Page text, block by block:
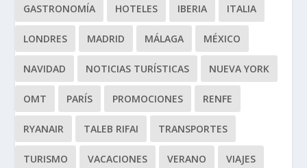
GASTRONOMÍA HOTELES IBERIA ITALIA
LONDRES MADRID MÁLAGA MÉXICO
NAVIDAD NOTICIAS TURÍSTICAS NUEVA YORK
OMT PARÍS PROMOCIONES RENFE
RYANAIR TALEB RIFAI TRANSPORTES
TURISMO VACACIONES VERANO VIAJES